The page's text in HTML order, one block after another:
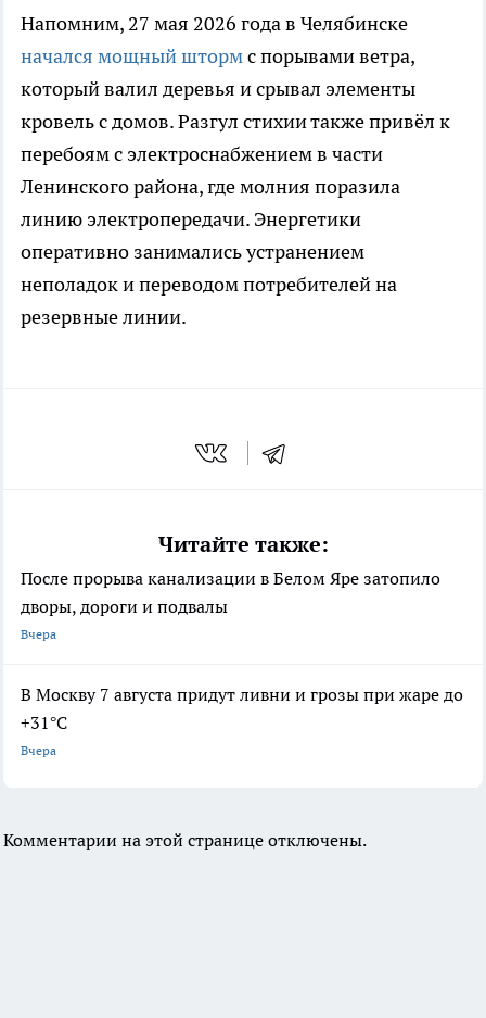
Напомним, 27 мая 2026 года в Челябинске
начался мощный штормс порывами ветра,
который валил деревья и срывал элементы
кровель с домов. Разгул стихии также привёл к
перебоям с электроснабжением в части
Ленинского района, где молния поразила
линию электропередачи. Энергетики
оперативно занимались устранением
неполадок и переводом потребителей на
резервные линии.
Читайте также:
После прорыва канализации в Белом Яре затопило
дворы, дороги и подвалы
Вчера
В Москву 7 августа придут ливни и грозы при жаре до
+31°C
Вчера
Комментарии на этой странице отключены.